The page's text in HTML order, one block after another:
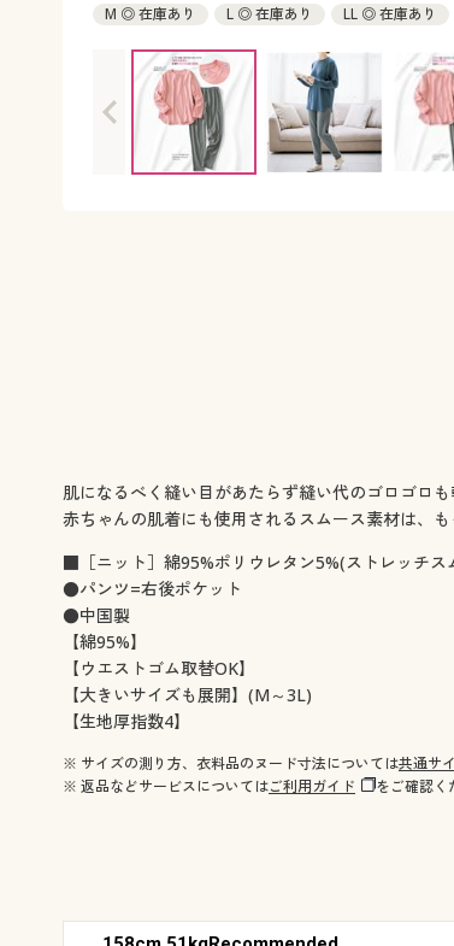
M ◎ 在庫あり L ◎ 在庫あり LL ◎ 在庫あり
肌になるべく縫い目があたらず縫い代のゴロゴロ
赤ちゃんの肌着にも使用されるスムース素材は、
■［ニット］綿95%ポリウレタン5%(ストレッチス
●パンツ=右後ポケット
●中国製
【綿95%】
【ウエストゴム取替OK】
【大きいサイズも展開】(M～3L)
【生地厚指数4】
※ サイズの測り方、衣料品のヌード寸法については共通サ
※ 返品などサービスについてはご利用ガイド をご確認く